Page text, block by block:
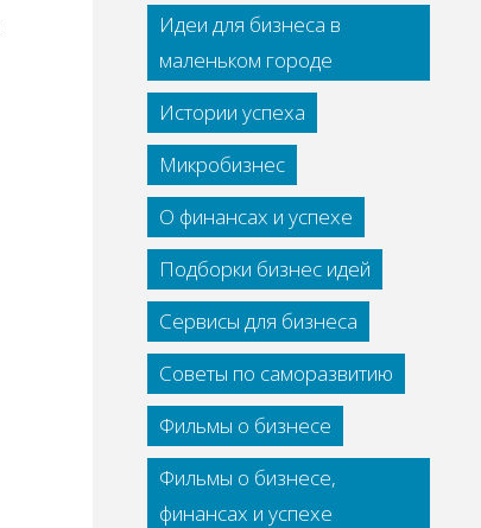
Идеи для бизнеса в
маленьком городе
Истории успеха
Микробизнес
О финансах и успехе
Подборки бизнес идей
Сервисы для бизнеса
Советы по саморазвитию
Фильмы о бизнесе
Фильмы о бизнесе,
финансах и успехе